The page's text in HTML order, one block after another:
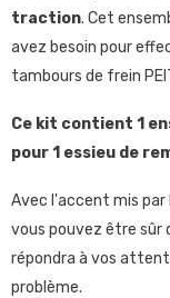
traction. Cet
avez besoin pour
tambours de frein
Ce kit contient 1
pour 1 essieu de
Avec l'accent mis par
vous pouvez être sûr
répondra à vos
problème.